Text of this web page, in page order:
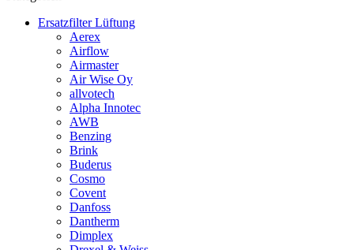
Ersatzfilter Lüftung
Aerex
Airflow
Airmaster
Air Wise Oy
allvotech
Alpha Innotec
AWB
Benzing
Brink
Buderus
Cosmo
Covent
Danfoss
Dantherm
Dimplex